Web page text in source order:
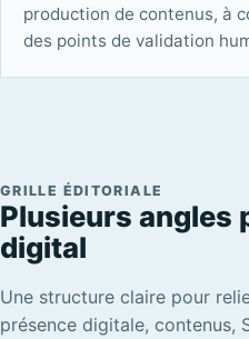
production de contenus, à
des points de validation
GRILLE ÉDITORIALE
Plusieurs angles
digital
Une structure claire pour
présence digitale, contenus,